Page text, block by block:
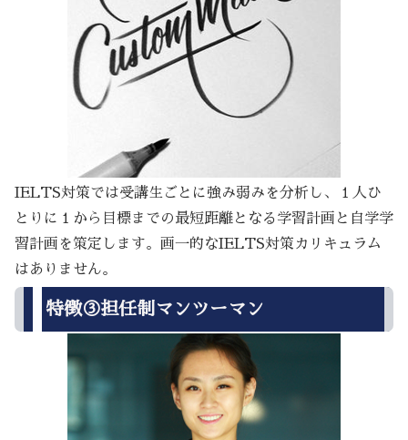
IELTS対策では受講生ごとに強み弱みを分析し、１人ひ
とりに１から目標までの最短距離となる学習計画と自学学
習計画を策定します。画一的なIELTS対策カリキュラム
はありません。
特徴③担任制マンツーマン